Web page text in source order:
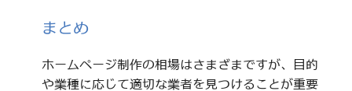
まとめ
ホームページ制作の相場はさまざまですが、目的
や業種に応じて適切な業者を見つけることが重要